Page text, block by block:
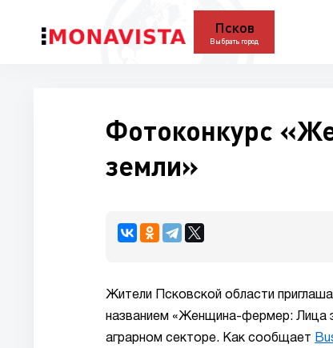
Псков
Выбрать город
Фотоконкурс
земли»
Жители Псковской области
названием «Женщина-фермер: Лица
аграрном секторе. Как сообщает